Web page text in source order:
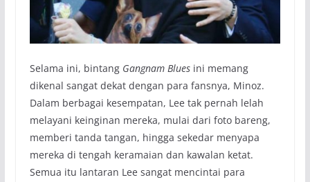
Selama ini, bintang Gangnam Bluesini memang
dikenal sangat dekat dengan para fansnya, Minoz.
Dalam berbagai kesempatan, Lee tak pernah lelah
melayani keinginan mereka, mulai dari foto bareng,
memberi tanda tangan, hingga sekedar menyapa
mereka di tengah keramaian dan kawalan ketat.
Semua itu lantaran Lee sangat mencintai para